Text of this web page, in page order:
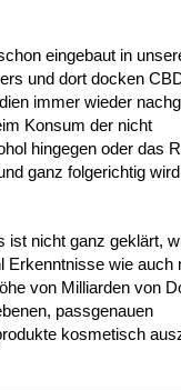
eingebaut in
und dort docken
immer wieder
Konsum der nicht
hingegen oder das
ganz folgerichtig
ist nicht ganz geklärt,
Erkenntnisse wie auch
von Milliarden von
passgenauen
kosmetisch